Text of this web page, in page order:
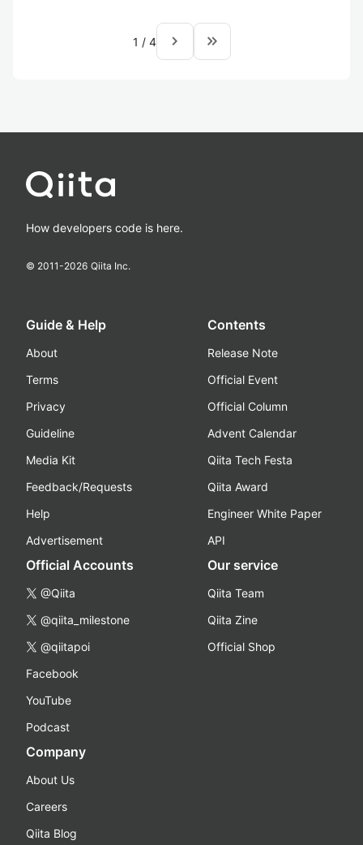
1 / 4 navigate_next keyboard_double_arrow_right
How developers code is here.
© 2011-2026 Qiita Inc.
Guide & Help
About
Terms
Privacy
Guideline
Media Kit
Feedback/Requests
Help
Advertisement
Contents
Release Note
Official Event
Official Column
Advent Calendar
Qiita Tech Festa
Qiita Award
Engineer White Paper
API
Official Accounts
@Qiita
@qiita_milestone
@qiitapoi
Facebook
YouTube
Podcast
Our service
Qiita Team
Qiita Zine
Official Shop
Company
About Us
Careers
Qiita Blog